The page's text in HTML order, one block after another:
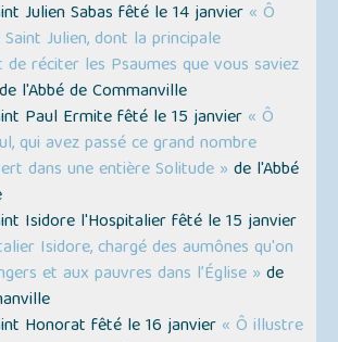
Julien Sabas fêté le 14 janvier « Ô
Julien, dont la principale
réciter les Psaumes que vous saviez
de l'Abbé de Commanville
Paul Ermite fêté le 15 janvier « Ô
qui avez passé ce grand nombre
dans une entière Solitude » de l'Abbé
Isidore l'Hospitalier fêté le 15 janvier
Isidore, chargé des aumônes qu'on
et aux pauvres dans l’Église » de
Honorat fêté le 16 janvier « Ô illustre